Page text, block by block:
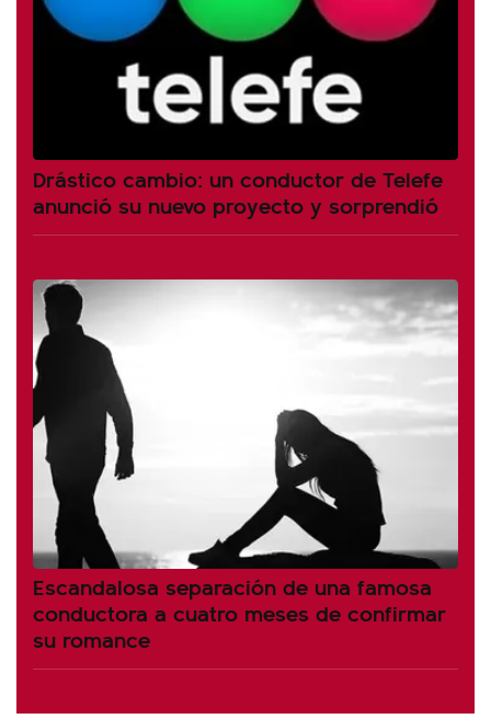
Drástico cambio: un conductor de Telefe
anunció su nuevo proyecto y sorprendió
Escandalosa separación de una famosa
conductora a cuatro meses de confirmar
su romance